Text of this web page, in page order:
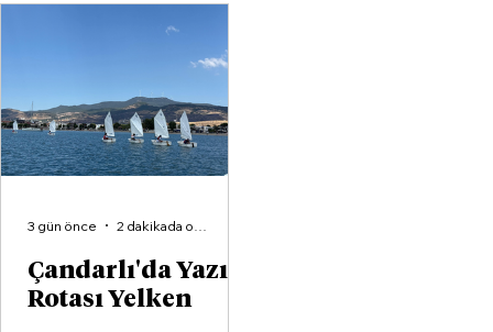
Çandarlı'da Yazın
Rotası Yelken
3 gün önce